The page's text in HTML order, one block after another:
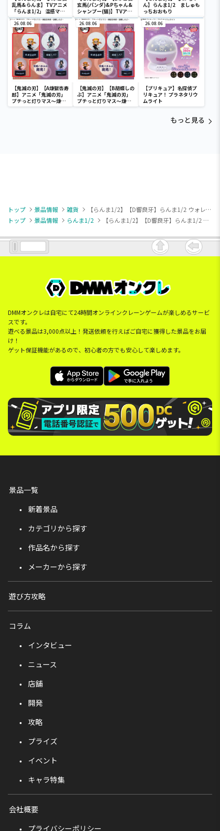
乱馬&らんま】TVアニメ
「らんま1/2」 温感マグ
カップ
玄馬(パンダ)&Pちゃん&
シャンプー(猫)】TVアニ
メ「らんま1/2」 温感マ
グカップ
ん】らんま1/2 ましゅも
っちおおもり
26.08.06
【鬼滅の刃】【A煉獄杏寿
郎】アニメ「鬼滅の刃」
プチっと灯りマス～煉獄
杏寿郎・胡蝶しのぶ～
26.08.06
【鬼滅の刃】【B胡蝶しの
ぶ】アニメ「鬼滅の刃」
プチっと灯りマス～煉獄
杏寿郎・胡蝶しのぶ～
26.08.06
【プリキュア】名探偵プ
リキュア！ プラネタリウ
ムライト
もっと見る
トップ 景品情報 雑貨
【らんま1/2】【D響良牙】らんま1/2 ウォレット付きスマホショルダーポーチ
トップ
景品情報 らんま1/2 【らんま1/2】【D響良牙】らんま1/2 ウォレット付きスマホショルダーポーチ
DMMオンクレは自宅にて24時間オンラインクレーンゲームが楽しめるサービ
スです。
遊べる景品は3,000点以上！発送依頼を行えばご自宅に獲得した景品をお届
け！
ゲット保証機能があるので、初心者の方でも安心して楽しめます。
景品一覧
新着景品
カテゴリから探す
作品名から探す
メーカーから探す
遊び方攻略
コラム
インタビュー
ニュース
店舗
開発
攻略
プライズ
イベント
キャラ特集
会社概要
プライバシーポリシー